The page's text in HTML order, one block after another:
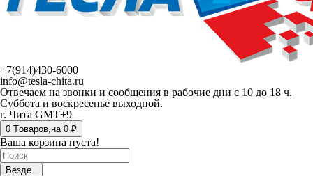
+7(914)430-6000
info@tesla-chita.ru
Отвечаем на звонки и сообщения в рабочие дни с 10 до 18 ч.
Суббота и воскресенье выходной.
г. Чита GMT+9
0 Tоваров,на 0 ₽
Ваша корзина пуста!
Везде